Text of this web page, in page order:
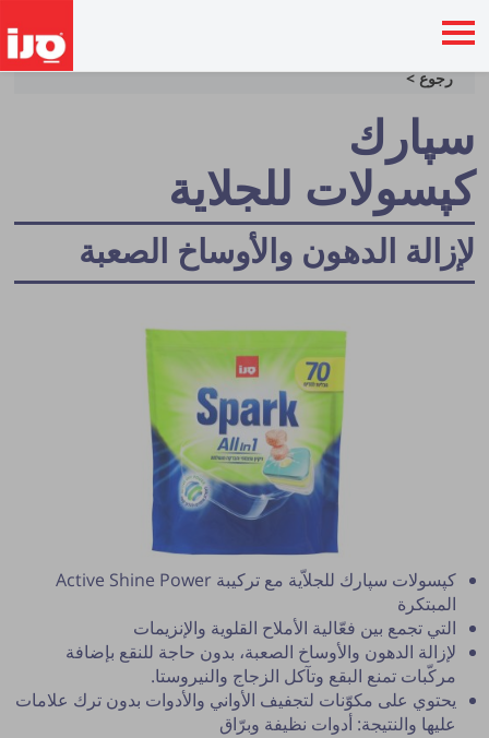
رجوع >
سپارك
كپسولات للجلاية
لإزالة الدهون والأوساخ الصعبة
كپسولات سپارك للجلاّية مع تركيبة Active Shine Power
المبتكرة
التي تجمع بين فعّالية الأملاح القلوية والإنزيمات
لإزالة الدهون والأوساخ الصعبة، بدون حاجة للنقع بإضافة
مركّبات تمنع البقع وتآكل الزجاج والنيروستا.
يحتوي على مكوّنات لتجفيف الأواني والأدوات بدون ترك علامات
عليها والنتيجة: أدوات نظيفة وبرّاق